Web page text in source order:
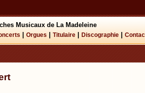
Musicaux de La Madeleine
Orgues Titulaire Discographie